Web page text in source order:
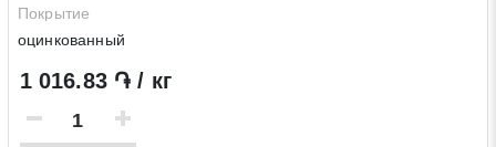
Покрытие
оцинкованный
1 016.83 ֏ / кг